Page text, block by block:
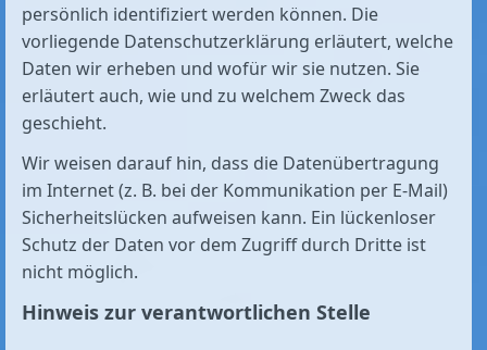
persönlich identifiziert werden können. Die
vorliegende Datenschutzerklärung erläutert, welche
Daten wir erheben und wofür wir sie nutzen. Sie
erläutert auch, wie und zu welchem Zweck das
geschieht.
Wir weisen darauf hin, dass die Datenübertragung
im Internet (z. B. bei der Kommunikation per E-Mail)
Sicherheitslücken aufweisen kann. Ein lückenloser
Schutz der Daten vor dem Zugriff durch Dritte ist
nicht möglich.
Hinweis zur verantwortlichen Stelle